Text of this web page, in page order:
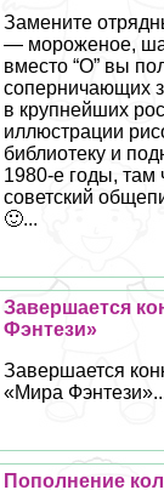
Замените
— мороженое,
вместо “О” вы
соперничающих
в крупнейших
иллюстрации
библиотеку и
1980-е годы, там
советский
🙂...
Завершается
Фэнтези»
Завершается
«Мира
Пополнение